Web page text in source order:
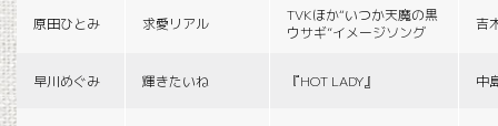
原田ひとみ 求愛リアル
TVKほか“いつか天魔の黒
ウサギ”イメージソング
吉
早川めぐみ 輝きたいね 『HOT LADY』 中